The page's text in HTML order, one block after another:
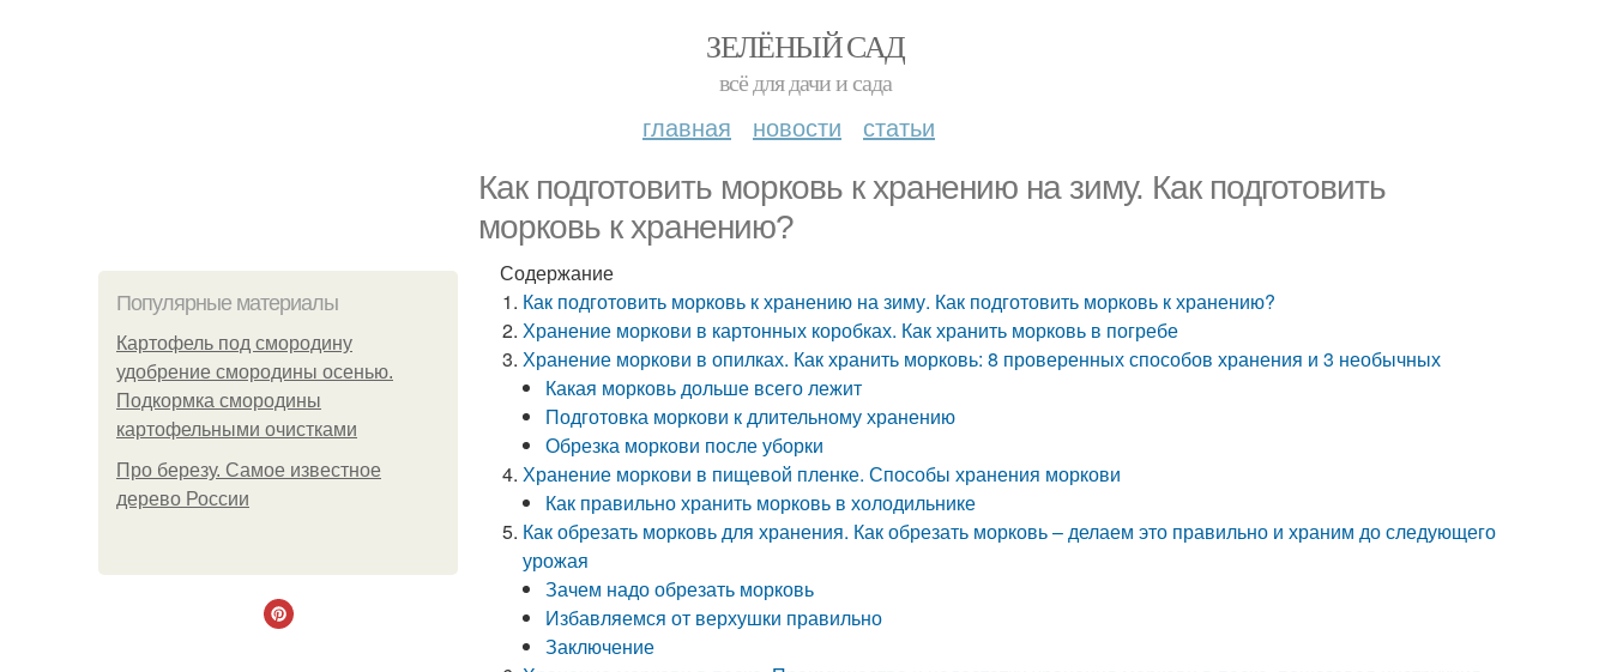
ЗЕЛЁНЫЙ САД
всё для дачи и сада
главная новости статьи
Как подготовить морковь к хранению на зиму. Как подготовить
морковь к хранению?
Популярные материалы
Картофель под смородину
удобрение смородины осенью.
Подкормка смородины
картофельными очистками
Про березу. Самое известное
дерево России
Содержание
Как подготовить морковь к хранению на зиму. Как подготовить морковь к хранению?
Хранение моркови в картонных коробках. Как хранить морковь в погребе
Хранение моркови в опилках. Как хранить морковь: 8 проверенных способов хранения и 3 необычных
Какая морковь дольше всего лежит
Подготовка моркови к длительному хранению
Обрезка моркови после уборки
Хранение моркови в пищевой пленке. Способы хранения моркови
Как правильно хранить морковь в холодильнике
Как обрезать морковь для хранения. Как обрезать морковь – делаем это правильно и храним до следующего
урожая
Зачем надо обрезать морковь
Избавляемся от верхушки правильно
Заключение